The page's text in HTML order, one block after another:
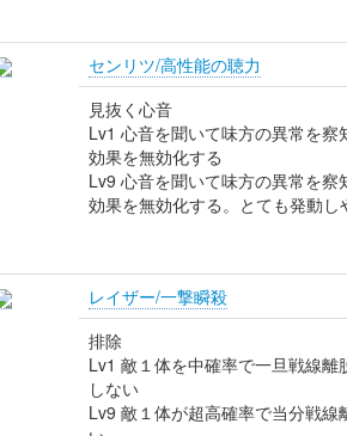
センリツ/高性能の聴力
見抜く心音
Lv1 心音を聞いて味方の異常を
効果を無効化する
Lv9 心音を聞いて味方の異常を
効果を無効化する。とても発動し
レイザー/一撃瞬殺
排除
Lv1 敵１体を中確率で一旦戦線
しない
Lv9 敵１体が超高確率で当分戦